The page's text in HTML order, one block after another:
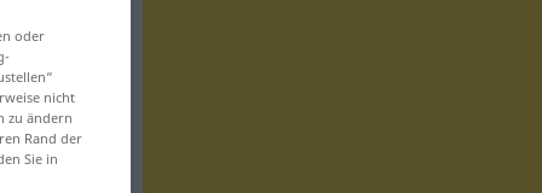
oder
nicht
zu ändern
Rand der
Sie in